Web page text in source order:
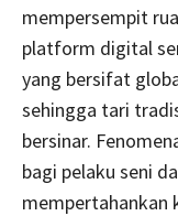
mempersempit
platform digital
yang bersifat
sehingga tari
bersinar.
bagi pelaku seni
mempertahankan